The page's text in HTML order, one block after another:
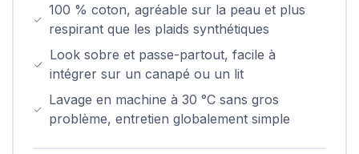
100 % coton, agréable sur la peau et plus
respirant que les plaids synthétiques
Look sobre et passe-partout, facile à
intégrer sur un canapé ou un lit
Lavage en machine à 30 °C sans gros
problème, entretien globalement simple